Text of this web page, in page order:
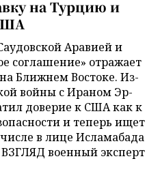
на Турцию и
Аравией и
соглашение» отражает
Ближнем Востоке. Из-
войны с Ираном Эр-
доверие к США как к
и теперь ищет
в лице Исламабада
ВЗГЛЯД военный эксперт